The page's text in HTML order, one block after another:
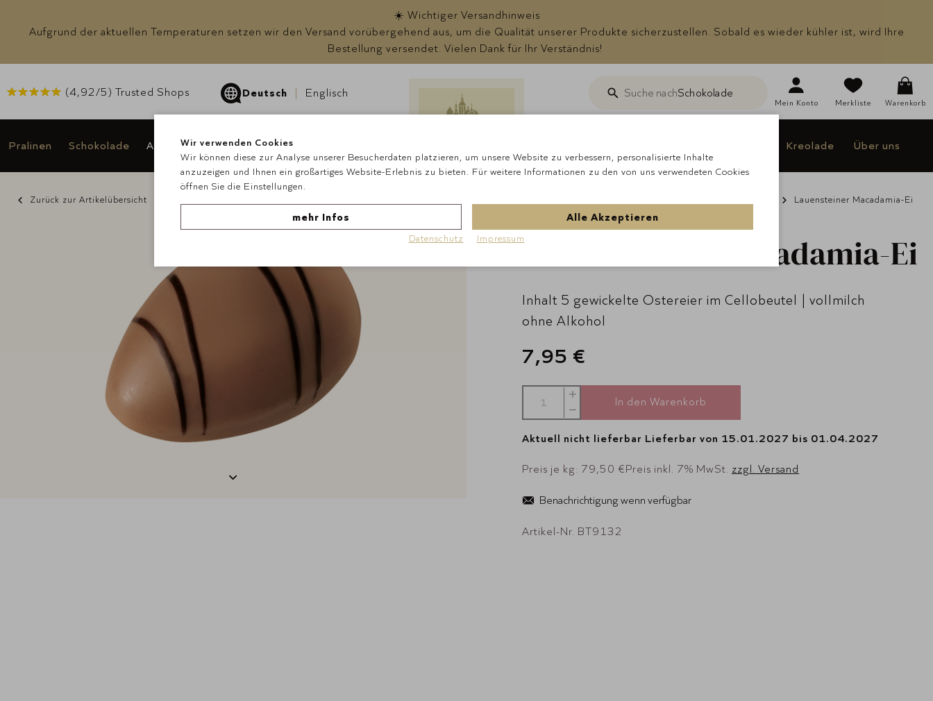
☀️ Wichtiger Versandhinweis
Aufgrund der aktuellen Temperaturen setzen wir den Versand vorübergehend aus, um die Qualität unserer Produkte sicherzustellen. Sobald es wieder kühler ist, wird Ihre
Bestellung versendet. Vielen Dank für Ihr Verständnis!
(4,92 /5) Trusted Shops Deutsch Englisch SucheSuche nachSchokolade
Mein Konto Merkliste Warenkorb
Pralinen Schokolade Anlässe & Geschenke Angebote Kreolade Über uns
Lauensteiner Macadamia-Ei
Zurück zur Artikelübersicht
Lauensteiner Macadamia-Ei
Inhalt 5 gewickelte Ostereier im Cellobeutel | vollmilch
ohne Alkohol
7,95 €
In den Warenkorb
Aktuell nicht lieferbar Lieferbar von 15.01.2027 bis 01.04.2027
Preis je kg: 79,50 €Preis inkl. 7% MwSt. zzgl. Versand
Benachrichtigung wenn verfügbar
Artikel-Nr. BT9132
Wir verwenden Cookies
Wir können diese zur Analyse unserer Besucherdaten platzieren, um unsere Website zu verbessern, personalisierte Inhalte
anzuzeigen und Ihnen ein großartiges Website-Erlebnis zu bieten. Für weitere Informationen zu den von uns verwendeten Cookies
öffnen Sie die Einstellungen.
mehr Infos Alle Akzeptieren
Datenschutz Impressum